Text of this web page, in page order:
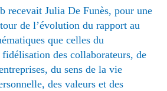
recevait Julia De Funès, pour une
de l’évolution du rapport au
que celles du
des collaborateurs, de
du sens de la vie
des valeurs et des